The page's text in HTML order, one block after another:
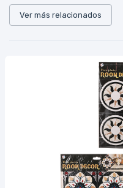
Ver más relacionados